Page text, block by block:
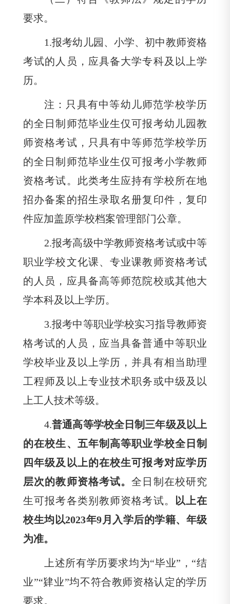
要求。
1.报考幼儿园、小学、初中教师资格
考试的人员，应具备大学专科及以上学
历。
注：只具有中等幼儿师范学校学历
的全日制师范毕业生仅可报考幼儿园教
师资格考试，只具有中等师范学校学历
的全日制师范毕业生仅可报考小学教师
资格考试。此类考生应持有学校所在地
招办备案的招生录取名册复印件，复印
件应加盖原学校档案管理部门公章。
2.报考高级中学教师资格考试或中等
职业学校文化课、专业课教师资格考试
的人员，应具备高等师范院校或其他大
学本科及以上学历。
3.报考中等职业学校实习指导教师资
格考试的人员，应当具备普通中等职业
学校毕业及以上学历，并具有相当助理
工程师及以上专业技术职务或中级及以
上工人技术等级。
4.普通高等学校全日制三年级及以上
的在校生、五年制高等职业学校全日制
四年级及以上的在校生可报考对应学历
层次的教师资格考试。全日制在校研究
生可报考各类别教师资格考试。
以上在
校生均以2023年9月入学后的学籍、年级
为准。
上述所有学历要求均为“毕业”，“结
业”“肄业”均不符合教师资格认定的学历
要求。